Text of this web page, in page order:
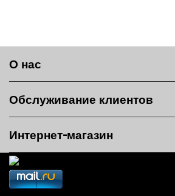
О нас
Обслуживание клиентов
Интернет-магазин